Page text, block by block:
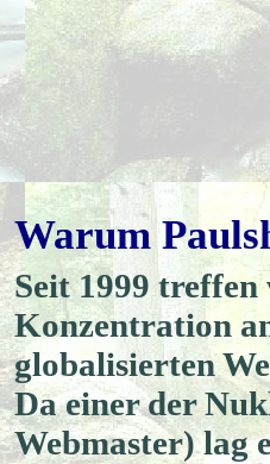
Warum
Seit 1999
Konzentration
globalisierten
Da einer der
Webmaster) lag